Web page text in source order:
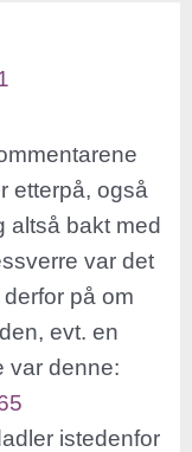
etterpå, også
altså bakt med
var det
på om
evt. en
var denne:
istedenfor